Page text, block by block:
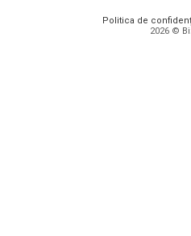
Politica de
2026 ©